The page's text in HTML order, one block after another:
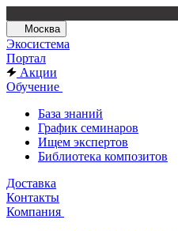
Москва
Экосистема
Портал
Акции
Обучение
База знаний
График семинаров
Ищем экспертов
Библиотека композитов
Доставка
Контакты
Компания